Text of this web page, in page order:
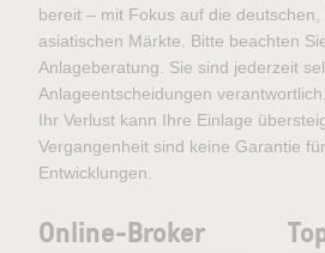
bereit – mit Fokus auf die
asiatischen Märkte. Bitte beachten
Anlageberatung. Sie sind jederzeit
Anlageentscheidungen
Ihr Verlust kann Ihre Einlage
Vergangenheit sind keine Garantie
Entwicklungen.
Online-Broker